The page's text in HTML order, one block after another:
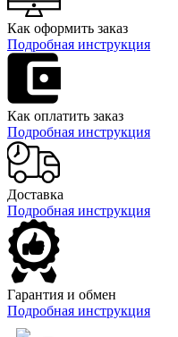
Как оформить заказ
Подробная инструкция
Как оплатить заказ
Подробная инструкция
Доставка
Подробная инструкция
Гарантия и обмен
Подробная инструкция